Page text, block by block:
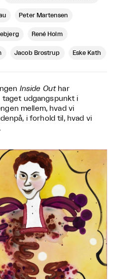
Peter Martensen
René Holm
Jacob Brostrup Eske Kath
Inside Outhar
taget udgangspunkt i
mellem, hvad vi
i forhold til, hvad vi